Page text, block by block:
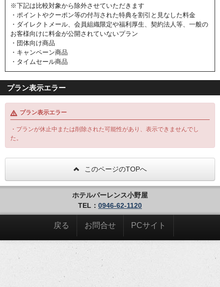
※下記は比較対象から除外させていただきます
・ポイントやクーポン等の付与された特典を割引と見なした料金
・ダイレクトメール、会員組織限定や福利厚生、契約法人等、一般の
お客様向けに料金が公開されていないプラン
・団体向け商品
・キャンペーン商品
・タイムセール商品
プラン表示エラー
プラン表示エラー
・プランが休止中または削除された可能性があり、表示できませんでし
た。
このページのTOPへ
ホテルパーレンス小野屋
TEL： 0946-62-1120
戻る お問合せ PCサイト